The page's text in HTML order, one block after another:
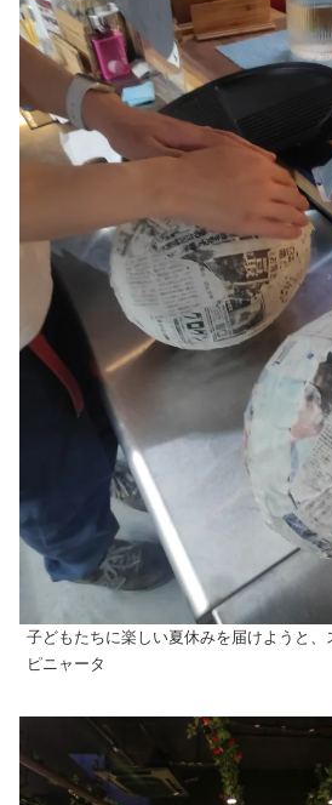
子どもたちに楽しい夏休みを届けようと
ピニャータ